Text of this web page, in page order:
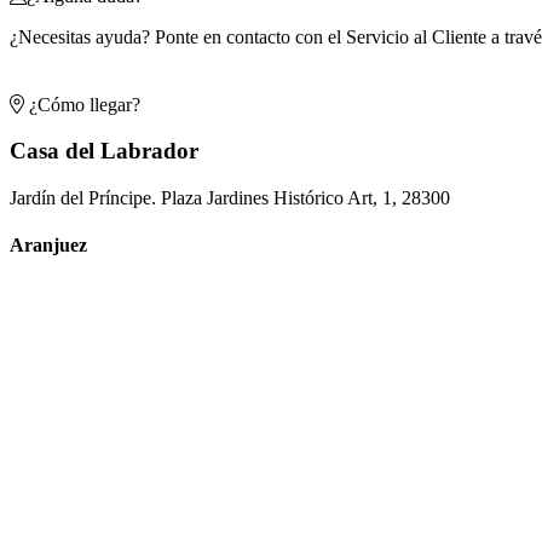
¿Necesitas ayuda? Ponte en contacto con el Servicio al Cliente a
¿Cómo llegar?
Casa del Labrador
Jardín del Príncipe. Plaza Jardines Histórico Art, 1, 28300
Aranjuez